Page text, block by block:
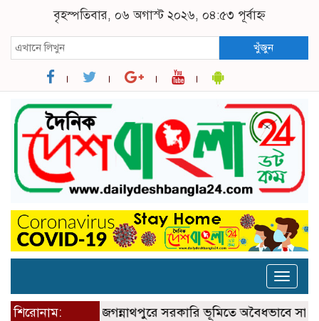
বৃহস্পতিবার, ০৬ অগাস্ট ২০২৬, ০৪:৫৩ পূর্বাহ্ন
খুঁজুন
Toggle
শিরোনাম: জগন্নাথপুরে সরকারি ভূমিতে অবৈধভাবে সানলাইট